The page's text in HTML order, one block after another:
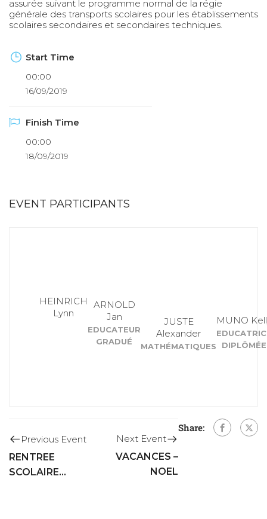
assurée suivant le programme normal de la régie
générale des transports scolaires pour les établissements
scolaires secondaires et secondaires techniques.
Start Time
00:00
16/09/2019
Finish Time
00:00
18/09/2019
EVENT PARTICIPANTS
HEINRICH
Lynn
ARNOLD
Jan
EDUCATEUR
GRADUÉ
JUSTE
Alexander
MATHÉMATIQUES
MUNO
DIPLÔMÉE
Share:
Previous Event
RENTREE
SCOLAIRE
Next Event
VACANCES –
NOEL